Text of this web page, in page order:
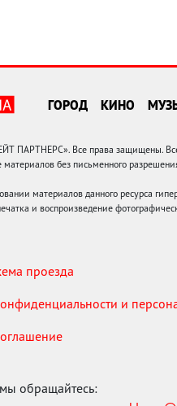
ГОРОД КИНО
ПАРТНЕРС». Все права защищены.
материалов без письменного
материалов данного ресурса
и воспроизведение
проезда
и
обращайтесь: